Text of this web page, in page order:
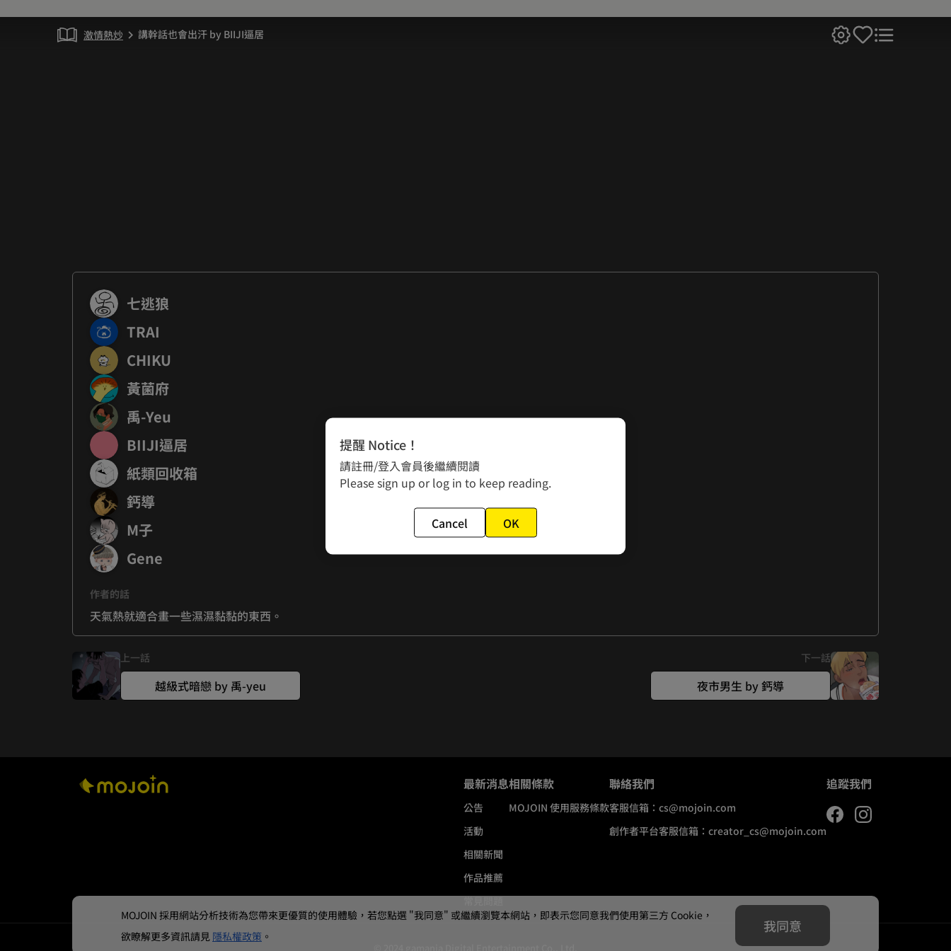
激情熱炒 chevron_right 講幹話也會出汗 by BIIJI逼居
七逃狼
TRAI
CHIKU
黃菌府
禹-Yeu
BIIJI逼居
紙類回收箱
鈣導
M子
Gene
作者的話
天氣熱就適合畫一些濕濕黏黏的東西。
上一話
越級式暗戀 by 禹-yeu
下一話
夜市男生 by 鈣導
最新消息
公告
活動
相關新聞
作品推薦
相關條款
MOJOIN 使用服務條款
聯絡我們
客服信箱： cs@mojoin.com
創作者平台客服信箱： creator_cs@mojoin.com
追蹤我們
MOJOIN 採用網站分析技術為您帶來更優質的使用體驗，若您點選 "我同意" 或繼續瀏覽本網站，即表示您同意我們使用第三方 Cookie，
欲瞭解更多資訊請見 隱私權政策 。
我同意
提醒 Notice！
請註冊/登入會員後繼續閱讀
Please sign up or log in to keep reading.
Cancel OK